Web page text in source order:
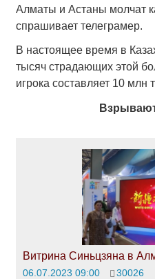
Алматы и Астаны молчат
спрашивает телеграмер.
В настоящее время в
тысяч страдающих этой
игрока составляет 10 млн
Витрина Синьцзяна в
06.07.2023 09:00 30026